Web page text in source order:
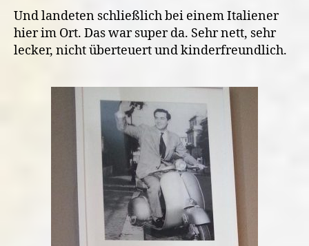
Und landeten schließlich bei einem Italiener
hier im Ort. Das war super da. Sehr nett, sehr
lecker, nicht überteuert und kinderfreundlich.